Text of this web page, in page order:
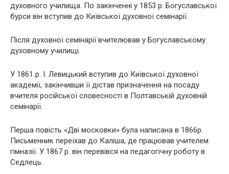
духовного училища. По закінченні у 1853 р. Богуславської
бурси він вступив до Київської духовної семінарії.
Після духовної семінарії вчителював у Богуславському
духовному училищі.
У 1861 р. І. Левицький вступив до Київської духовної
академії, закінчивши її дістав призначення на посаду
вчителя російської словесності в Полтавській духовній
семінарії.
Перша повість «Дві московки» була написана в 1866р.
Письменник переїхав до Каліша, де працював учителем
гімназії. У 1867 р. він перевівся на педагогічну роботу в
Седлець.